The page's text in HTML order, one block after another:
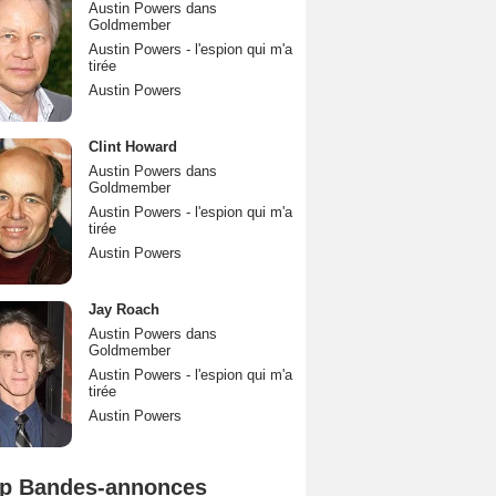
Austin Powers dans
Goldmember
Austin Powers - l'espion qui m'a
tirée
Austin Powers
Clint Howard
Austin Powers dans
Goldmember
Austin Powers - l'espion qui m'a
tirée
Austin Powers
Jay Roach
Austin Powers dans
Goldmember
Austin Powers - l'espion qui m'a
tirée
Austin Powers
Bandes-annonces